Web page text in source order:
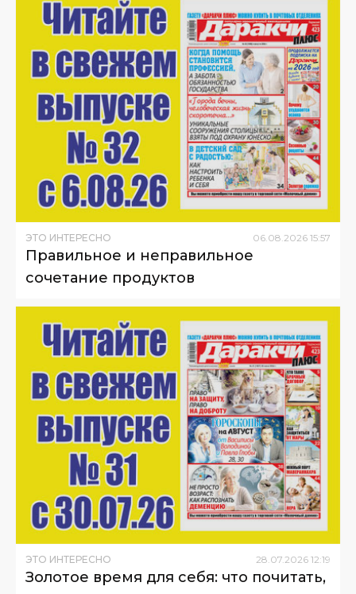
ЭТО ИНТЕРЕСНО 06 08 2026 15:57
Правильное и неправильное
сочетание продуктов
ЭТО ИНТЕРЕСНО 28 07 2026 12:19
Золотое время для себя: что почитать,